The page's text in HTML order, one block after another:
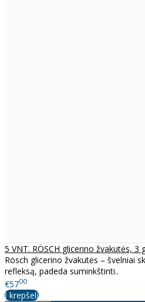
5 VNT. RÖSCH glicerino žvakutės, 3
Rösch glicerino žvakutės – švelniai
refleksą, padeda suminkštinti..
€5700
Į krepšelį